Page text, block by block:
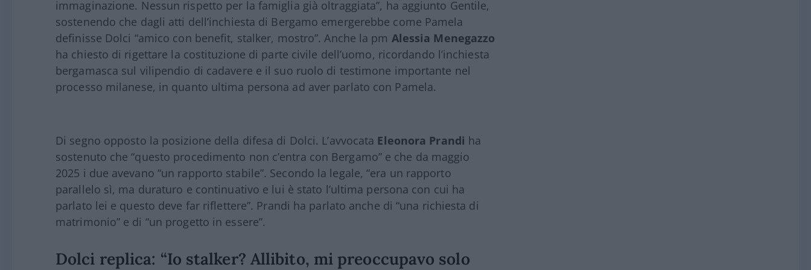
immaginazione. Nessun rispetto per la famiglia già oltraggiata”, ha aggiunto Gentile,
sostenendo che dagli atti dell’inchiesta di Bergamo emergerebbe come Pamela
definisse Dolci “amico con benefit, stalker, mostro”. Anche la pm Alessia Menegazzo
ha chiesto di rigettare la costituzione di parte civile dell’uomo, ricordando l’inchiesta
bergamasca sul vilipendio di cadavere e il suo ruolo di testimone importante nel
processo milanese, in quanto ultima persona ad aver parlato con Pamela.
Di segno opposto la posizione della difesa di Dolci. L’avvocata Eleonora Prandi ha
sostenuto che “questo procedimento non c’entra con Bergamo” e che da maggio
2025 i due avevano “un rapporto stabile”. Secondo la legale, “era un rapporto
parallelo sì, ma duraturo e continuativo e lui è stato l’ultima persona con cui ha
parlato lei e questo deve far riflettere”. Prandi ha parlato anche di “una richiesta di
matrimonio” e di “un progetto in essere”.
Dolci replica: “Io stalker? Allibito, mi preoccupavo solo